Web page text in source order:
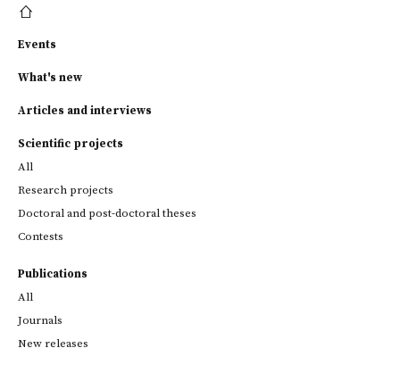
Events
What's new
Articles and interviews
Scientific projects
All
Research projects
Doctoral and post-doctoral theses
Contests
Publications
All
Journals
New releases